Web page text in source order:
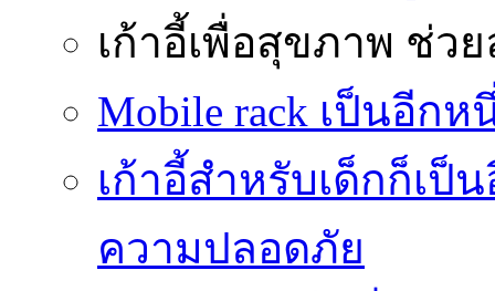
เก้าอี้เพื่อสุขภาพ ช่วย
Mobile rack เป็นอีก
เก้าอี้สำหรับเด็กก็เป็
ความปลอดภัย